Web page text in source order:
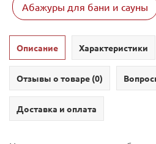
Абажуры для бани и сауны
Описание Характеристики
Отзывы о товаре (0)
Доставка и оплата